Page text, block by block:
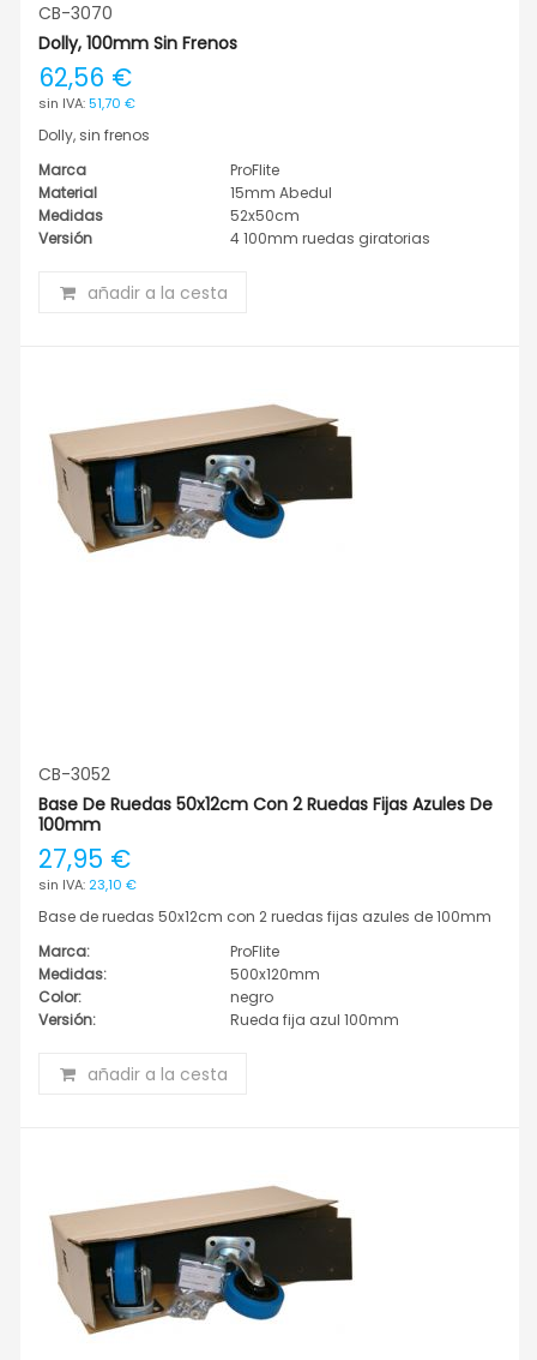
CB-3070
Dolly, 100mm Sin Frenos
62,56 €
51,70 €
Dolly, sin frenos
Marca
ProFlite
Material
15mm Abedul
Medidas
52x50cm
Versión
4 100mm ruedas giratorias
añadir a la cesta
CB-3052
Base De Ruedas 50x12cm Con 2 Ruedas Fijas Azules De
100mm
27,95 €
23,10 €
Base de ruedas 50x12cm con 2 ruedas fijas azules de 100mm
Marca:
ProFlite
Medidas:
500x120mm
Color:
negro
Versión:
Rueda fija azul 100mm
añadir a la cesta